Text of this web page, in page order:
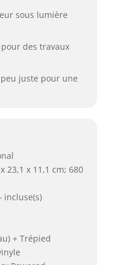
sous lumière
des travaux
juste pour une
23,1 x 11,1 cm; 680
incluse(s)
+ Trépied